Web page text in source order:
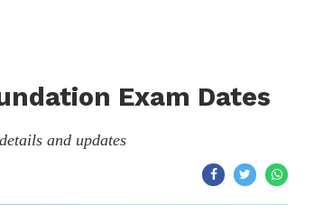
Exam Dates
and updates